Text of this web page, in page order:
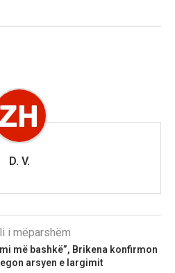
D. V.
i mëparshëm
më bashkë”, Brikena konfirmon
arsyen e largimit